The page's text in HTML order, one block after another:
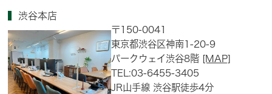
渋谷本店
〒150-0041
東京都渋谷区神南1-20-9
パークウェイ渋谷8階 [MAP]
TEL:03-6455-3405
JR山手線 渋谷駅徒歩4分